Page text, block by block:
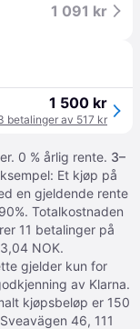
1 091 kr
1 500 kr
betalinger av 517 kr
0 % årlig rente. 3–
Et kjøp på
en gjeldende rente
Totalkostnaden
11 betalinger på
NOK.
gjelder kun for
av Klarna.
kjøpsbeløp er 150
46, 111